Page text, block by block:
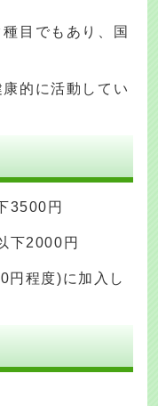
目でもあり、国
的に活動してい
3500円
下2000円
円程度)に加入し